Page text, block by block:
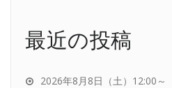
最近の投稿
2026年8月8日（土）12:00～